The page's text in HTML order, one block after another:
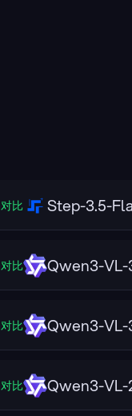
对比 Step-3.5-
对比 Qwen3-
对比 Qwen3-
对比 Qwen3-